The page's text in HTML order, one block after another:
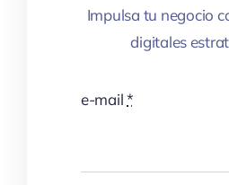
Impulsa tu negocio
digitales
e-mail*